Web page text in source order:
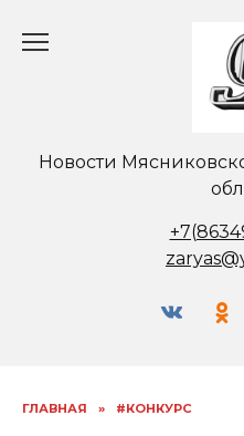
Новости
ГЛАВНАЯ » #КОНКУРС